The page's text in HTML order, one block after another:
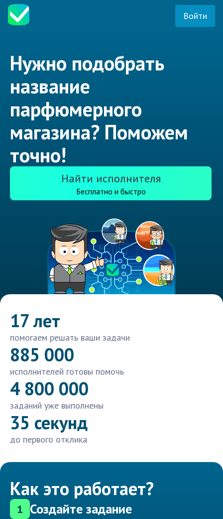
Войти
Нужно подобрать
название
парфюмерного
магазина? Поможем
точно!
Найти исполнителя
Бесплатно и быстро
17 лет
помогаем решать ваши задачи
885 000
исполнителей готовы помочь
4 800 000
заданий уже выполнены
35 секунд
до первого отклика
Как это работает?
1 Создайте задание